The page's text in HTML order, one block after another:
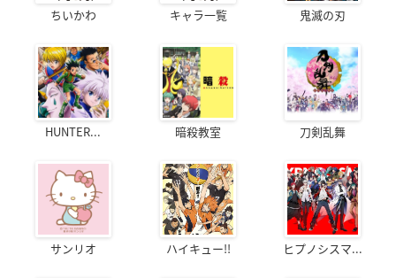
ちいかわ キャラ一覧 鬼滅の刃
HUNTER... 暗殺教室 刀剣乱舞
サンリオ ハイキュー!! ヒプノシスマ...